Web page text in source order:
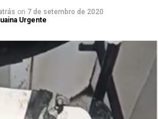
on 7 de setembro de 2020
Urgente